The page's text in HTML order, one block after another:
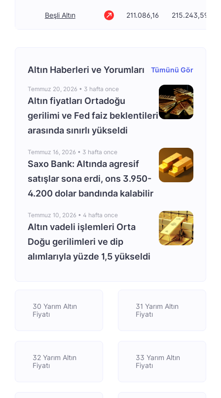
Beşli Altın 211.086,16 215.243,59
Altın Haberleri ve Yorumları Tümünü Gör
Temmuz 20, 2026 • 3 hafta once
Altın fiyatları Ortadoğu
gerilimi ve Fed faiz beklentileri
arasında sınırlı yükseldi
Temmuz 16, 2026 • 3 hafta once
Saxo Bank: Altında agresif
satışlar sona erdi, ons 3.950-
4.200 dolar bandında kalabilir
Temmuz 10, 2026 • 4 hafta once
Altın vadeli işlemleri Orta
Doğu gerilimleri ve dip
alımlarıyla yüzde 1,5 yükseldi
30 Yarım Altın
Fiyatı
31 Yarım Altın
Fiyatı
32 Yarım Altın
Fiyatı
33 Yarım Altın
Fiyatı